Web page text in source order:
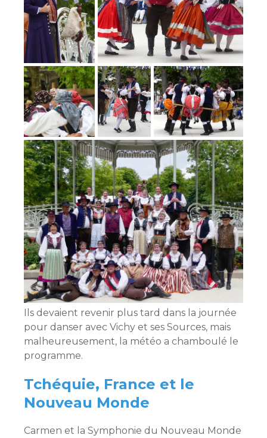
Ils devaient revenir plus tard dans la journée
pour danser avec Vichy et ses Sources, mais
malheureusement, la météo a chamboulé le
programme.
Tchéquie, France et le
Nouveau Monde
Carmen et la Symphonie du Nouveau Monde